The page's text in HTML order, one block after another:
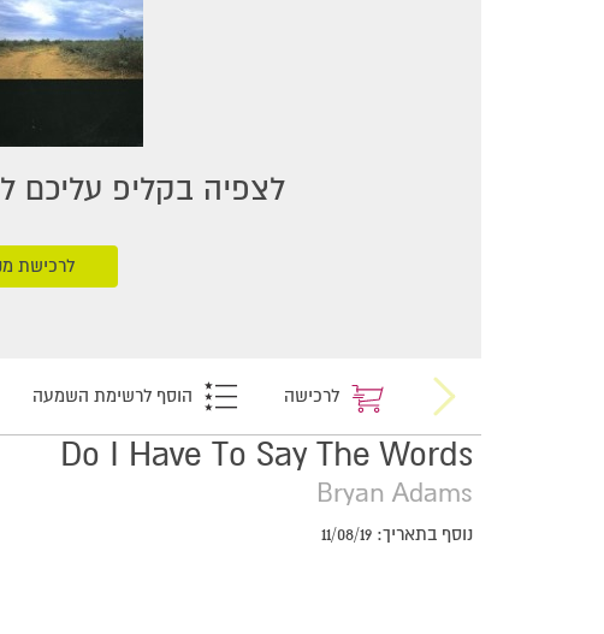
שירי ארץ ישראל
שירי אירוויזיון
לצפיה בקליפ עליכם
לרכישת
לרכישה הוסף לרשימת השמעה
Do I Have To Say The Words
Bryan Adams
נוסף בתאריך: 11/08/19